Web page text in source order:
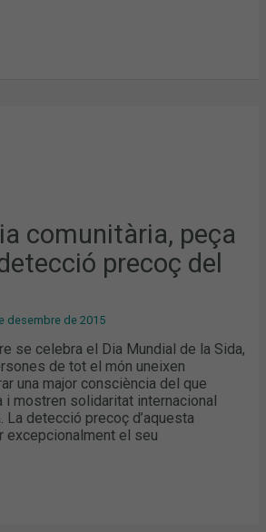
comunitària, peça
precoç del
desembre de 2015
se celebra el Dia Mundial de la Sida,
de tot el món uneixen
una major consciència del que
mostren solidaritat internacional
La detecció precoç d’aquesta
excepcionalment el seu